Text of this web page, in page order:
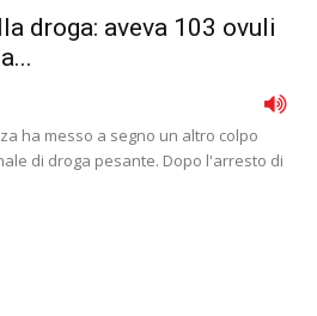
droga: aveva 103 ovuli
ha messo a segno un altro colpo
di droga pesante. Dopo l'arresto di